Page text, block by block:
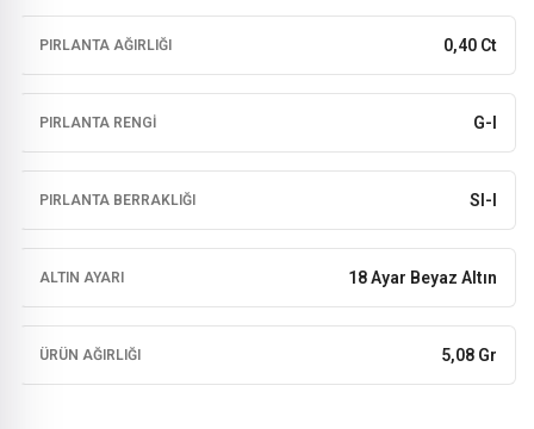
PIRLANTA AĞIRLIĞI 0,40 Ct
PIRLANTA RENGI G-I
PIRLANTA BERRAKLIĞI SI-I
ALTIN AYARI 18 Ayar Beyaz Altın
ÜRÜN AĞIRLIĞI 5,08 Gr